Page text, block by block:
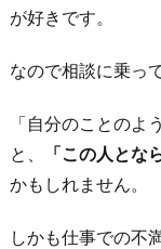
が好きです。
なので相談に乗っ
「自分のことの
と、
「この人とな
かもしれません。
しかも仕事での不